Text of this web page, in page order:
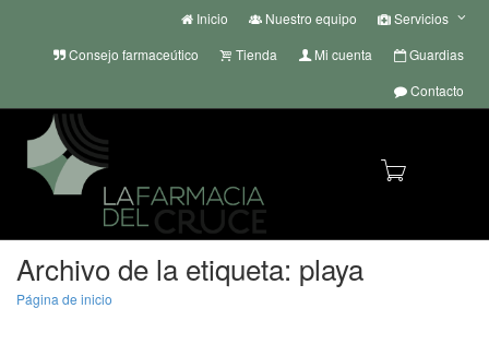
Inicio Nuestro equipo
Servicios
Consejo farmaceútico
Tienda Mi cuenta
Guardias
Contacto
Archivo de la etiqueta: playa
Página de inicio